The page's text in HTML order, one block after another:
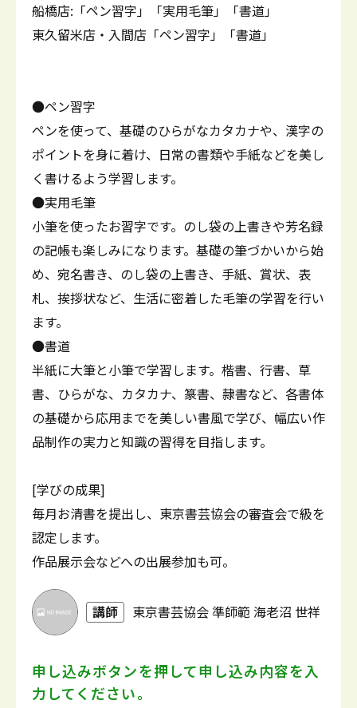
船橋店:「ペン習字」「実用毛筆」「書道」
東久留米店・入間店「ペン習字」「書道」
●ペン習字
ペンを使って、基礎のひらがなカタカナや、漢字の
ポイントを身に着け、日常の書類や手紙などを美し
く書けるよう学習します。
●実用毛筆
小筆を使ったお習字です。のし袋の上書きや芳名録
の記帳も楽しみになります。基礎の筆づかいから始
め、宛名書き、のし袋の上書き、手紙、賞状、表
札、挨拶状など、生活に密着した毛筆の学習を行い
ます。
●書道
半紙に大筆と小筆で学習します。楷書、行書、草
書、ひらがな、カタカナ、篆書、隷書など、各書体
の基礎から応用までを美しい書風で学び、幅広い作
品制作の実力と知識の習得を目指します。
[学びの成果]
毎月お清書を提出し、東京書芸協会の審査会で級を
認定します。
作品展示会などへの出展参加も可。
講師 東京書芸協会 準師範 海老沼 世祥
申し込みボタンを押して申し込み内容を入
力してください。